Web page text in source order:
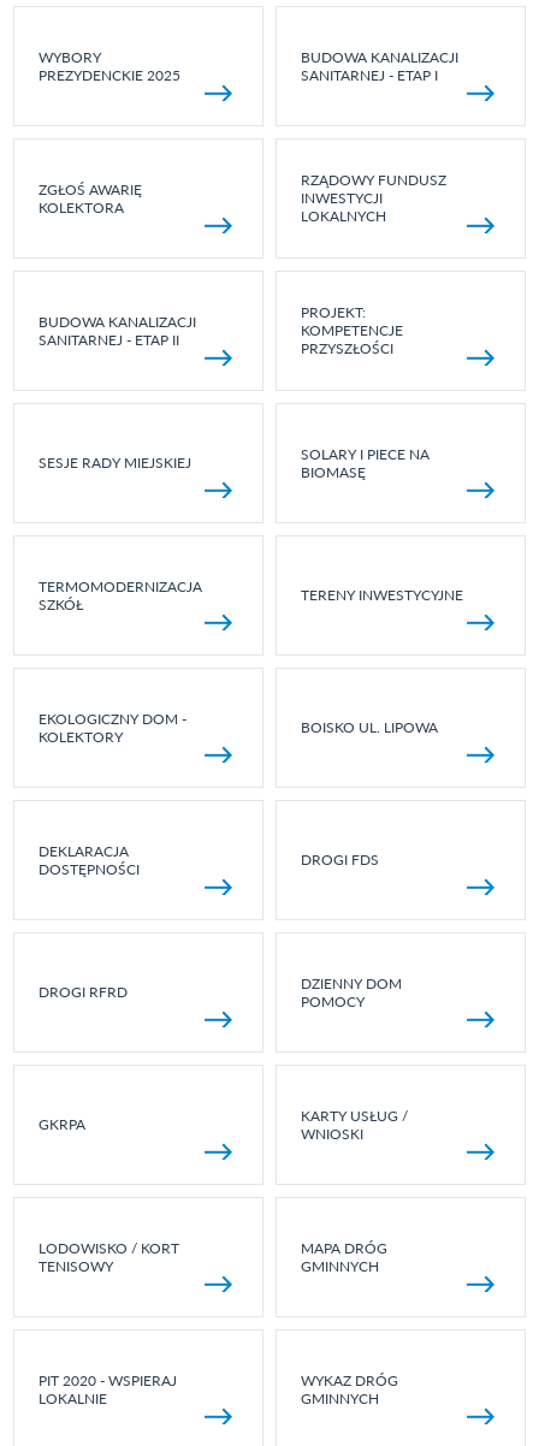
WYBORY
PREZYDENCKIE 2025
BUDOWA KANALIZACJI
SANITARNEJ - ETAP I
ZGŁOŚ AWARIĘ
KOLEKTORA
RZĄDOWY FUNDUSZ
INWESTYCJI
LOKALNYCH
BUDOWA KANALIZACJI
SANITARNEJ - ETAP II
PROJEKT:
KOMPETENCJE
PRZYSZŁOŚCI
SESJE RADY MIEJSKIEJ
SOLARY I PIECE NA
BIOMASĘ
TERMOMODERNIZACJA
SZKÓŁ
TERENY INWESTYCYJNE
EKOLOGICZNY DOM -
KOLEKTORY
BOISKO UL. LIPOWA
DEKLARACJA
DOSTĘPNOŚCI
DROGI FDS
DROGI RFRD
DZIENNY DOM
POMOCY
GKRPA
KARTY USŁUG /
WNIOSKI
LODOWISKO / KORT
TENISOWY
MAPA DRÓG
GMINNYCH
PIT 2020 - WSPIERAJ
LOKALNIE
WYKAZ DRÓG
GMINNYCH